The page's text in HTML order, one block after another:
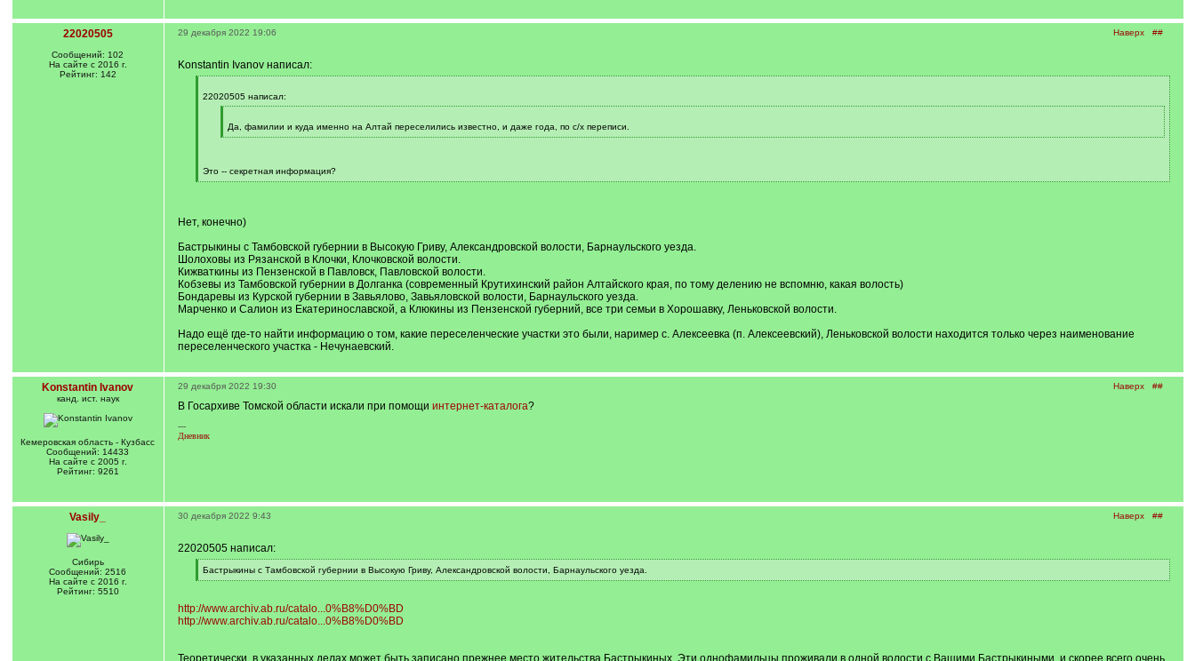
22020505
Сообщений: 102
На сайте с 2016 г.
Рейтинг: 142
Наверх ##
29 декабря 2022 19:06
Konstantin Ivanov написал:
q
22020505 написал:
q
]
Да, фамилии и куда именно на Алтай переселились известно, и даже года, по с/х переписи.
[
Это -- секретная информация?
[
Нет, конечно)
Бастрыкины с Тамбовской губернии в Высокую Гриву, Александровской волости, Барнаульского уезда.
Шолоховы из Рязанской в Клочки, Клочковской волости.
Кижваткины из Пензенской в Павловск, Павловской волости.
Кобзевы из Тамбовской губернии в Долганка (современный Крутихинский район Алтайского края, по тому делению не вспомню, какая волость)
Бондаревы из Курской губернии в Завьялово, Завьяловской волости, Барнаульского уезда.
Марченко и Салион из Екатеринославской, а Клюкины из Пензенской губерний, все три семьи в Хорошавку, Леньковской волости.
Надо ещё где-то найти информацию о том, какие переселенческие участки это были, наример с. Алексеевка (п. Алексеевский), Леньковской волости находится только через наименование
переселенческого участка - Нечунаевский.
Konstantin Ivanov
канд. ист. наук
Кемеровская область - Кузбасс
Сообщений: 14433
На сайте с 2005 г.
Рейтинг: 9261
Наверх ##
29 декабря 2022 19:30
В Госархиве Томской области искали при помощи интернет-каталога?
---
Дневник
Vasily_
Сибирь
Сообщений: 2516
На сайте с 2016 г.
Рейтинг: 5510
Наверх ##
30 декабря 2022 9:43
22020505 написал:
[
q
Бастрыкины с Тамбовской губернии в Высокую Гриву, Александровской волости, Барнаульского уезда.
[
]
http://www.archiv.ab.ru/catalo...0%B8%D0%BD
http://www.archiv.ab.ru/catalo...0%B8%D0%BD
Теоретически, в указанных делах может быть записано прежнее место жительства Бастрыкиных. Эти однофамильцы проживали в одной волости с Вашими Бастрыкиными, и скорее всего очень